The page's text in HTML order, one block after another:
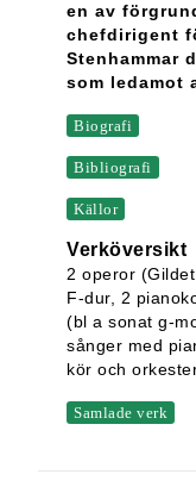
en av
chefdirigent
Stenhammar
som ledamot
Biografi
Bibliografi
Källor
Verköversikt
2 operor
F-dur, 2
(bl a sonat g-
sånger med
kör och
Samlade verk